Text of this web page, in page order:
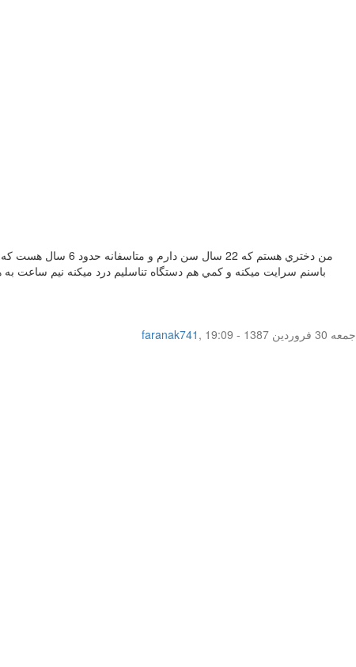
باسنم سرايت ميكنه و كمي هم دستگاه تناسليم درد ميكنه نيم ساعت
faranak741 ,
جمعه 30 فروردین 1387 - 19:09